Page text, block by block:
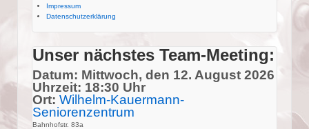
Impressum
Datenschutzerklärung
Unser nächstes Team-Meeting:
Datum: Mittwoch, den 12. August 2026
Uhrzeit: 18:30 Uhr
Ort: Wilhelm-Kauermann-
Seniorenzentrum
Bahnhofstr. 83a